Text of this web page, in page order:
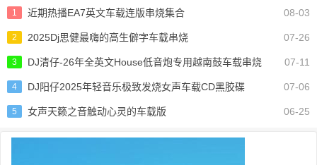
08-03
1 近期热播EA7英文车载连版串烧集合
07-26
2 2025Dj思健最嗨的高生僻字车载串烧
07-11
3 DJ清仔-26年全英文House低音炮专用越南鼓车载串烧
07-06
4 DJ阳仔2025年轻音乐极致发烧女声车载CD黑胶碟
06-25
5 女声天籁之音触动心灵的车载版